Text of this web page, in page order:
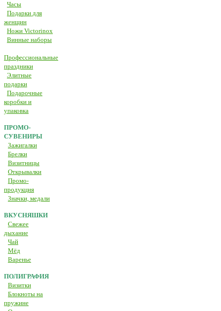
Часы
Подарки для
женщин
Ножи Victorinox
Винные наборы
Профессиональные
праздники
Элитные
подарки
Подарочные
коробки и
упаковка
ПРОМО-
СУВЕНИРЫ
Зажигалки
Брелки
Визитницы
Открывалки
Промо-
продукция
Значки, медали
ВКУСНЯШКИ
Свежее
дыхание
Чай
Мёд
Варенье
ПОЛИГРАФИЯ
Визитки
Блокноты на
пружине